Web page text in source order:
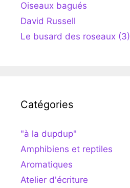
Oiseaux bagués
David Russell
Le busard des roseaux (3)
Catégories
"à la dupdup"
Amphibiens et reptiles
Aromatiques
Atelier d'écriture